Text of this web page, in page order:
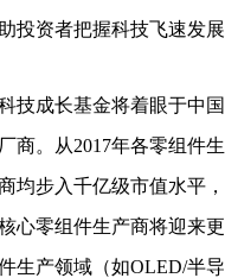
投资者把握科技飞速发
成长基金将着眼于中
商。从2017年各零组件
均步入千亿级市值水平
心零组件生产商将迎来
生产领域（如OLED/半